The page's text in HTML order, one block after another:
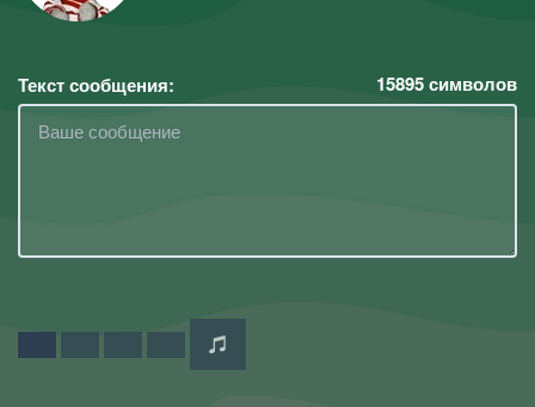
Текст сообщения: 15895символов